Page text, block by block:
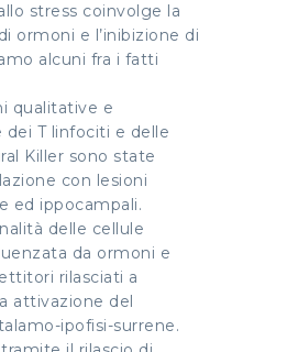
stress coinvolge la
ormoni e l’inibizione di
alcuni fra i fatti
qualitative e
T linfociti e delle
Killer sono state
con lesioni
ed ippocampali.
delle cellule
da ormoni e
rilasciati a
attivazione del
ipofisi-surrene.